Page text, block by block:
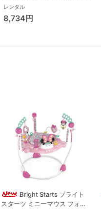
ープシェル EG コンビ(Combi)
ハイローチェア・ベビーラック
レンタル
8,734円
Bright Starts ブライト
スターツ ミニーマウス フォー